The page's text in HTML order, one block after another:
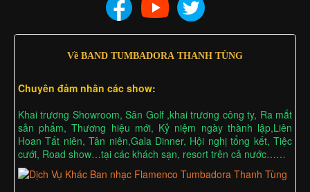
Về BAND TUMBADORA THANH TÙNG
Chuyên đảm nhân các show:
Khai trương Showroom, Sân Golf ,khai trương công ty, Ra mắt
sản phẩm, Thương hiệu mới, Kỷ niệm ngày thành lập,Liên
Hoan Tất niên, Tân niên,Gala Dinner, Hội nghị tổng kết, Tiệc
cưới, Road show…tại các khách sạn, resort trên cả nước……